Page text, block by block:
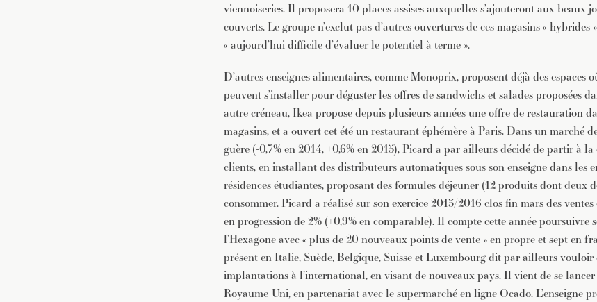
viennoiseries. Il proposera 10 places assises auxquelles s’ajouteront aux beaux
couverts. Le groupe n’exclut pas d’autres ouvertures de ces magasins « hybrides
« aujourd’hui difficile d’évaluer le potentiel à terme ».
D’autres enseignes alimentaires, comme Monoprix, proposent déjà des espaces
peuvent s’installer pour déguster les offres de sandwichs et salades proposées
autre créneau, Ikea propose depuis plusieurs années une offre de restauration
magasins, et a ouvert cet été un restaurant éphémère à Paris. Dans un marché
guère (-0,7% en 2014, +0,6% en 2015), Picard a par ailleurs décidé de partir à
clients, en installant des distributeurs automatiques sous son enseigne dans les
résidences étudiantes, proposant des formules déjeuner (12 produits dont deux
consommer. Picard a réalisé sur son exercice 2015/2016 clos fin mars des
en progression de 2% (+0,9% en comparable). Il compte cette année poursuivre
l’Hexagone avec « plus de 20 nouveaux points de vente » en propre et sept en
présent en Italie, Suède, Belgique, Suisse et Luxembourg dit par ailleurs vouloir
implantations à l’international, en visant de nouveaux pays. Il vient de se
Royaume-Uni, en partenariat avec le supermarché en ligne Ocado. L’enseigne